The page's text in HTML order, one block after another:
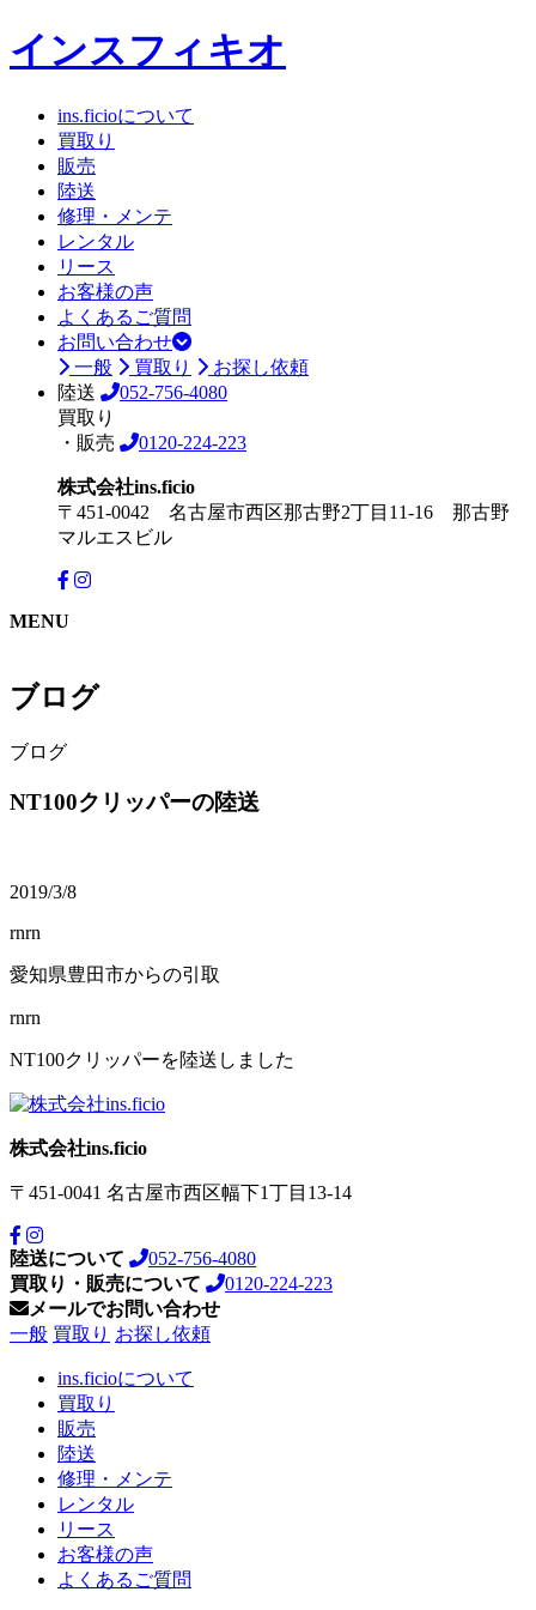
インスフィキオ
ins.ficioについて
買取り
販売
陸送
修理・メンテ
レンタル
リース
お客様の声
よくあるご質問
お問い合わせ
一般
買取り
お探し依頼
陸送
052-756-4080
買取り
・販売
0120-224-223
株式会社ins.ficio
〒451-0042 名古屋市西区那古野2丁目11-16 那古野
マルエスビル
MENU
ブログ
ブログ
NT100クリッパーの陸送
2019/3/8
rnrn
愛知県豊田市からの引取
rnrn
NT100クリッパーを陸送しました
株式会社ins.ficio
〒451-0041 名古屋市西区幅下1丁目13-14
陸送について
052-756-4080
買取り・販売について
0120-224-223
メールでお問い合わせ
一般 買取り お探し依頼
ins.ficioについて
買取り
販売
陸送
修理・メンテ
レンタル
リース
お客様の声
よくあるご質問